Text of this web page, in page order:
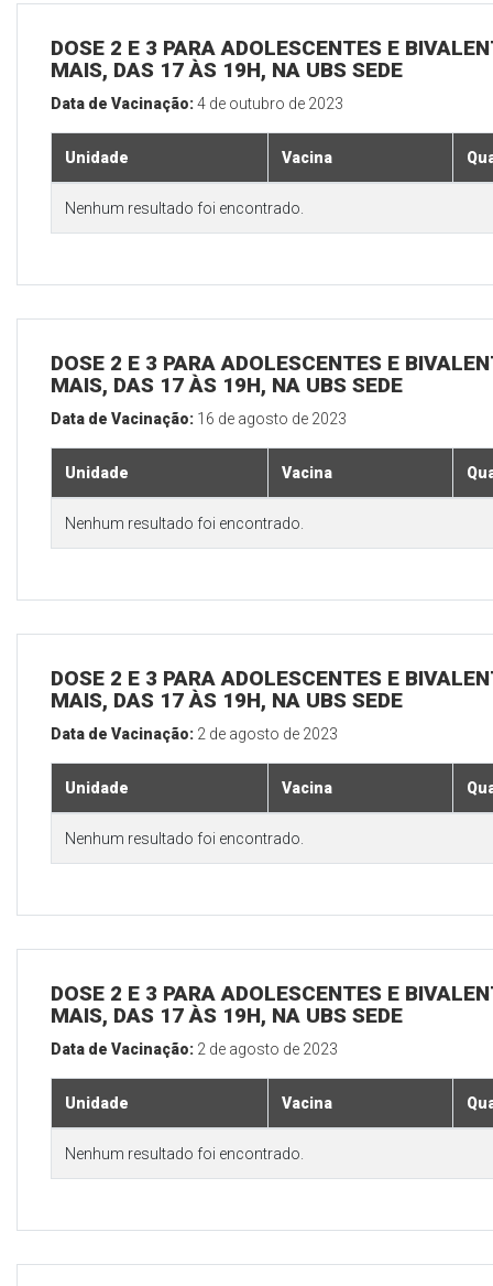
DOSE 2 E 3 PARA ADOLESCENTES E
MAIS, DAS 17 ÀS 19H, NA UBS SEDE
Data de Vacinação:4 de outubro de 2023
Unidade Vacina
Nenhum resultado foi encontrado.
DOSE 2 E 3 PARA ADOLESCENTES E
MAIS, DAS 17 ÀS 19H, NA UBS SEDE
Data de Vacinação: 16 de agosto de 2023
Unidade Vacina
Nenhum resultado foi encontrado.
DOSE 2 E 3 PARA ADOLESCENTES E
MAIS, DAS 17 ÀS 19H, NA UBS SEDE
Data de Vacinação: 2 de agosto de 2023
Unidade Vacina
Nenhum resultado foi encontrado.
DOSE 2 E 3 PARA ADOLESCENTES E
MAIS, DAS 17 ÀS 19H, NA UBS SEDE
Data de Vacinação: 2 de agosto de 2023
Unidade Vacina
Nenhum resultado foi encontrado.